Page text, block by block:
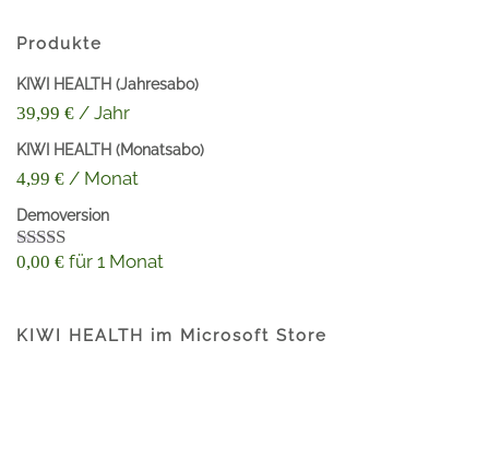
Produkte
KIWI HEALTH (Jahresabo)
39,99 € / Jahr
KIWI HEALTH (Monatsabo)
4,99 € / Monat
Demoversion
Bewertet
0,00 € für 1 Monat
KIWI HEALTH im Microsoft Store